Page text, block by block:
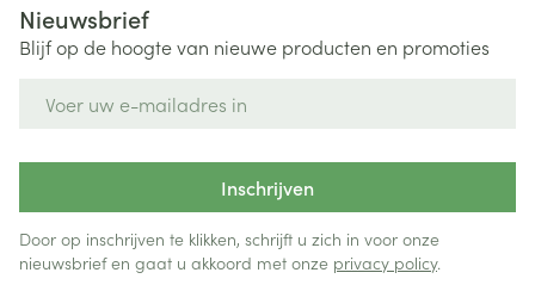
Nieuwsbrief
Blijf op de hoogte van nieuwe producten en promoties
Inschrijven
Door op inschrijven te klikken, schrijft u zich in voor onze
nieuwsbrief en gaat u akkoord met onze privacy policy.